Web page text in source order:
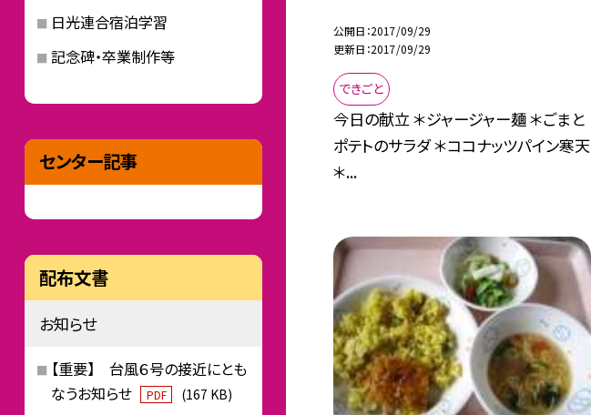
公開日 2017/09/29
更新日 2017/09/29
できごと
今日の献立 ＊ジャージャー麺 ＊ごまと
ポテトのサラダ ＊ココナッツパイン寒天
＊...
日光連合宿泊学習
記念碑・卒業制作等
センター記事
配布文書
お知らせ
【重要】 台風６号の接近にとも
なうお知らせ
PDF (167 KB)